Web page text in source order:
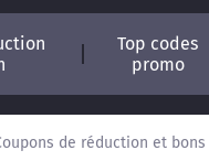
Top codes
promo
de réduction et bons